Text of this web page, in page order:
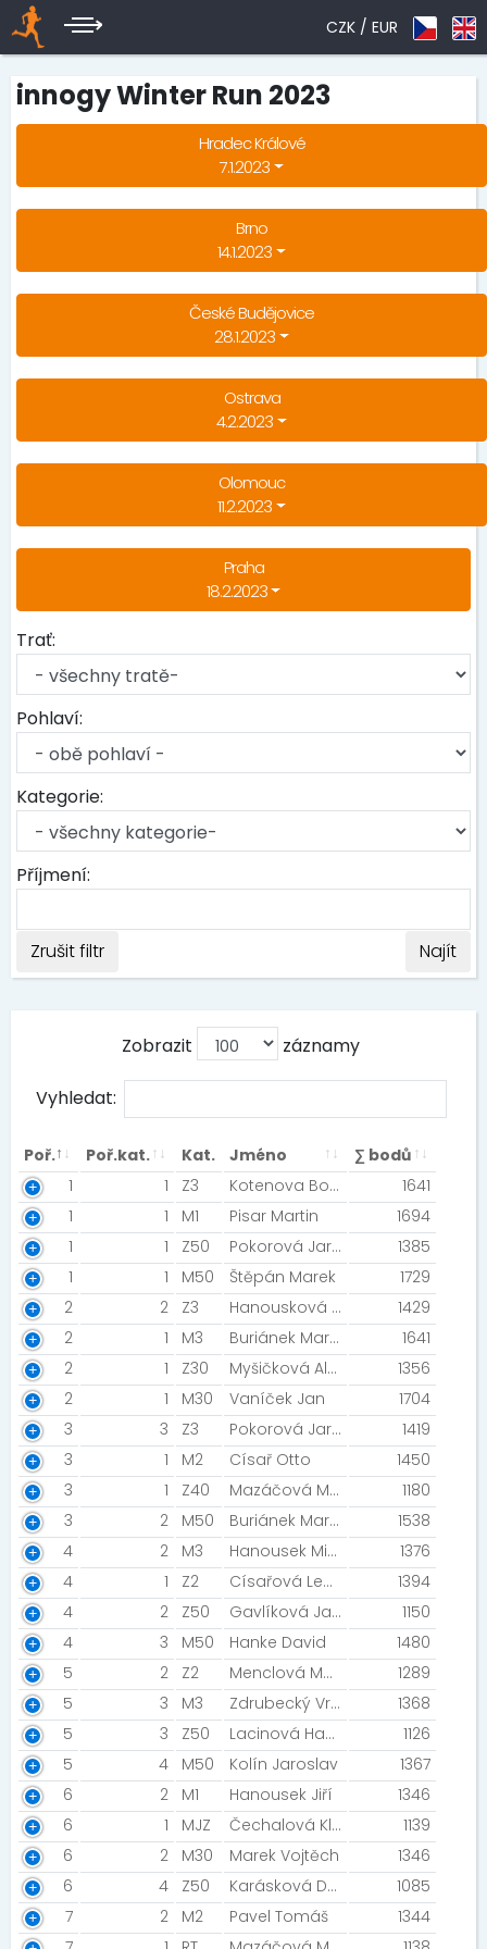
CZK / EUR
innogy Winter Run 2023
Hradec Králové
7.1.2023
Brno
14.1.2023
České Budějovice
28.1.2023
Ostrava
4.2.2023
Olomouc
11.2.2023
Praha
18.2.2023
Trať:
Pohlaví:
Kategorie:
Příjmení:
Zrušit filtr Najít
Zobrazit záznamy
Vyhledat:
Poř. Poř.kat. Kat. Jméno
∑ bodů
1
1 Z3 Kotenova Bohunka
1641
1
1 M1 Pisar Martin
1694
1
1 Z50 Pokorová Jaroslava
1385
1
1 M50 Štěpán Marek
1729
2
2 Z3 Hanousková Martina
1429
2
1 M3 Buriánek Martin
1641
2
1 Z30 Myšičková Alena
1356
2
1 M30 Vaníček Jan
1704
3
3 Z3 Pokorová Jaroslava
1419
3
1 M2 Císař Otto
1450
3
1 Z40 Mazáčová Martina
1180
3
2 M50 Buriánek Martin
1538
4
2 M3 Hanousek Miroslav
1376
4
1 Z2 Císařová Lenka
1394
4
2 Z50 Gavlíková Jarmila
1150
4
3 M50 Hanke David
1480
5
2 Z2 Menclová Monika
1289
5
3 M3 Zdrubecký Vratislav
1368
5
3 Z50 Lacinová Hana
1126
5
4 M50 Kolín Jaroslav
1367
6
2 M1 Hanousek Jiří
1346
6
1 MJZ Čechalová Klára
1139
6
2 M30 Marek Vojtěch
1346
6
4 Z50 Karásková Darina
1085
7
2 M2 Pavel Tomáš
1344